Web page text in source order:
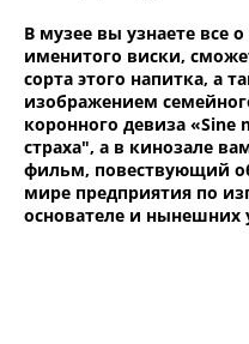
В музее вы узнаете все
именитого виски,
сорта этого напитка, а
изображением
коронного девиза «Sine
страха", а в кинозале
фильм, повествующий
мире предприятия по
основателе и нынешних